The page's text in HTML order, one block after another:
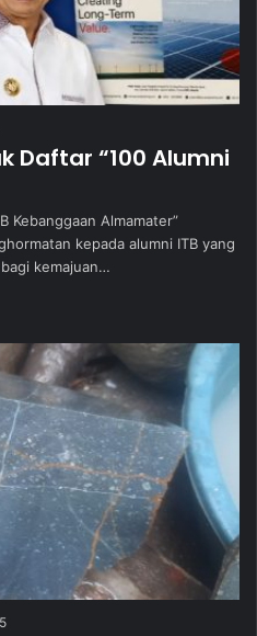
Daftar “100 Alumni
Kebanggaan Almamater”
kepada alumni ITB yang
kemajuan…